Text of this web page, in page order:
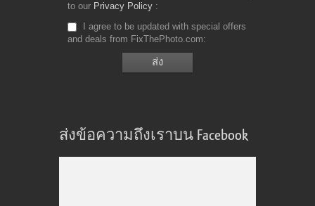
to our Privacy Policy
I agree to be updated with special offers
and deals from FixThePhoto.com
ส่งข้อความถึงเราบน Facebook